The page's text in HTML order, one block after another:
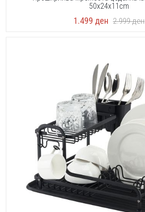
50x24x11cm
1.499 ден 2.999ден